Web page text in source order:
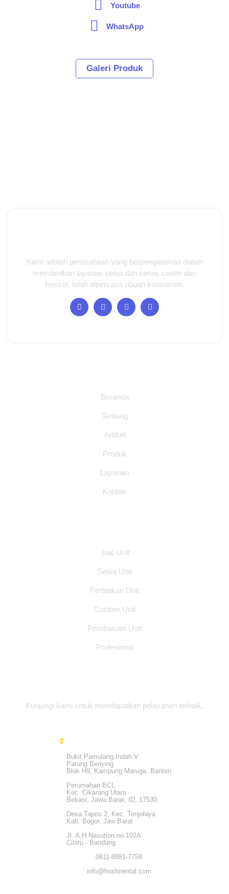
Youtube
WhatsApp
Galeri Produk
Kami adalah perusahaan yang berpengalaman dalam
memberikan layanan sewa dan servis cooler dan
freezer, telah dipercaya ribuan konsumen.
Beranda
Tentang
Artikel
Produk
Layanan
Kontak
Jual Unit
Sewa Unit
Perbaikan Unit
Custom Unit
Pembaruan Unit
Profesional
Kunjungi kami untuk mendapatkan pelayanan terbaik.
Bukit Pamulang Indah V
Parung Benying
Blok H9, Kampung Maruga. Banten
Perumahan BCL
Kec. Cikarang Utara
Bekasi, Jawa Barat, ID, 17530
Desa Tapos 2, Kec. Tenjolaya
Kab. Bogor, Jaw Barat
Jl. A.H Nasution no 102A
Cibiru - Bandung
0811-8881-7758
info@hoshirental.com